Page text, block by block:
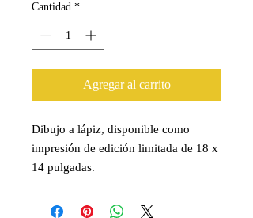
Cantidad *
Agregar al carrito
Dibujo a lápiz, disponible como
impresión de edición limitada de 18 x
14 pulgadas.